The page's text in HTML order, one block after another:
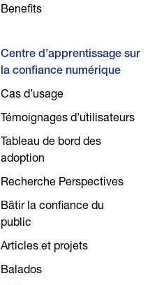
Benefits
Centre d’apprentissage sur
la confiance numérique
Cas d’usage
Témoignages d’utilisateurs
Tableau de bord des
adoption
Recherche Perspectives
Bâtir la confiance du
public
Articles et projets
Balados